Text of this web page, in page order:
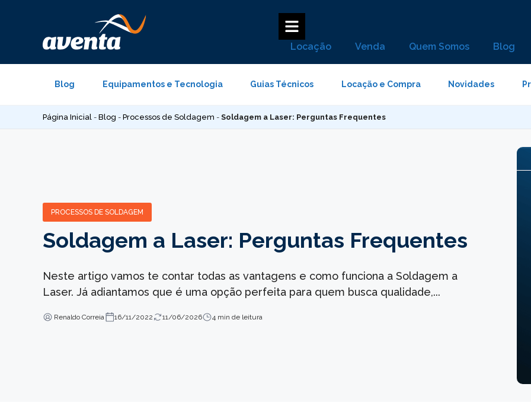
conteúdo
Locação Venda Quem Somos Blog
Blog Equipamentos e Tecnologia Guias Técnicos Locação e Compra Novidades
Página Inicial - Blog - Processos de Soldagem - Soldagem a Laser: Perguntas Frequentes
PROCESSOS DE SOLDAGEM
Soldagem a Laser: Perguntas Frequentes
Neste artigo vamos te contar todas as vantagens e como funciona a Soldagem a
Laser. Já adiantamos que é uma opção perfeita para quem busca qualidade,...
Renaldo Correia 16/11/2022 11/06/2026 4 min de leitura